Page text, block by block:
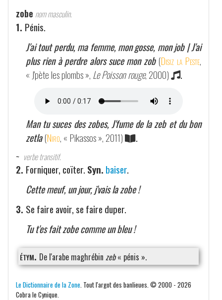
zobe nom masculin.
1. Pénis.
J'ai tout perdu, ma femme, mon gosse, mon job | J'ai
plus rien à perdre alors suce mon zob (Disiz la Peste,
« J'pète les plombs », Le Poisson rouge, 2000) .
Man tu suces des zobes, J'fume de la zeb et du bon
zetla (Niro, « Pikassos », 2011) .
~ verbe transitif.
2. Forniquer, coïter. Syn. baiser.
Cette meuf, un jour, j'vais la zobe !
3. Se faire avoir, se faire duper.
Tu t'es fait zobe comme un bleu !
étym. De l'arabe maghrébin zeb« pénis ».
Le Dictionnaire de la Zone . Tout l'argot des banlieues. © 2000 - 2026
Cobra le Cynique.